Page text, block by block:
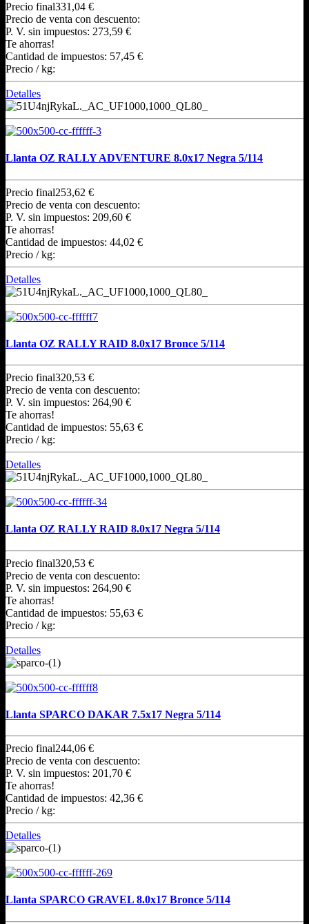
Precio final331,04 €
Precio de venta con descuento:
P. V. sin impuestos: 273,59 €
Te ahorras!
Cantidad de impuestos: 57,45 €
Precio / kg:
Detalles
Llanta OZ RALLY ADVENTURE 8.0x17 Negra 5/114
Precio final253,62 €
Precio de venta con descuento:
P. V. sin impuestos: 209,60 €
Te ahorras!
Cantidad de impuestos: 44,02 €
Precio / kg:
Detalles
Llanta OZ RALLY RAID 8.0x17 Bronce 5/114
Precio final320,53 €
Precio de venta con descuento:
P. V. sin impuestos: 264,90 €
Te ahorras!
Cantidad de impuestos: 55,63 €
Precio / kg:
Detalles
Llanta OZ RALLY RAID 8.0x17 Negra 5/114
Precio final320,53 €
Precio de venta con descuento:
P. V. sin impuestos: 264,90 €
Te ahorras!
Cantidad de impuestos: 55,63 €
Precio / kg:
Detalles
Llanta SPARCO DAKAR 7.5x17 Negra 5/114
Precio final244,06 €
Precio de venta con descuento:
P. V. sin impuestos: 201,70 €
Te ahorras!
Cantidad de impuestos: 42,36 €
Precio / kg:
Detalles
Llanta SPARCO GRAVEL 8.0x17 Bronce 5/114